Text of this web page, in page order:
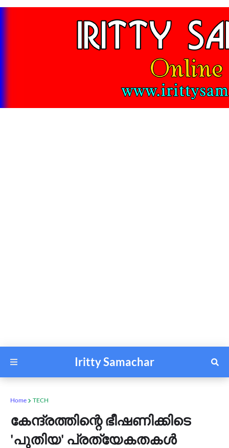
Iritty Samachar
Home TECH
കേന്ദ്രത്തിന്റെ ഭീഷണിക്കിടെ
'പുതിയ' പ്രത്യേകതകൾ